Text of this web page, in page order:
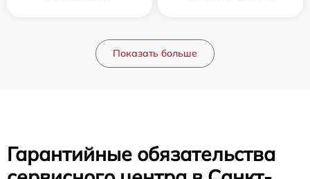
Показать больше
Гарантийные обязательства